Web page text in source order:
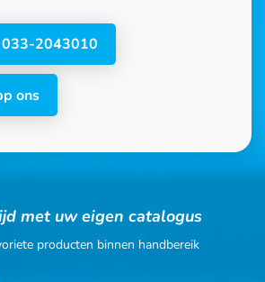
033-2043010
ons
met uw eigen catalogus
producten binnen handbereik